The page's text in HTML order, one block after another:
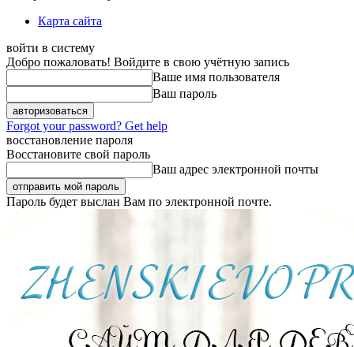
Карта сайта
войти в систему
Добро пожаловать! Войдите в свою учётную запись
Ваше имя пользователя
Ваш пароль
Forgot your password? Get help
восстановление пароля
Восстановите свой пароль
Ваш адрес электронной почты
Пароль будет выслан Вам по электронной почте.